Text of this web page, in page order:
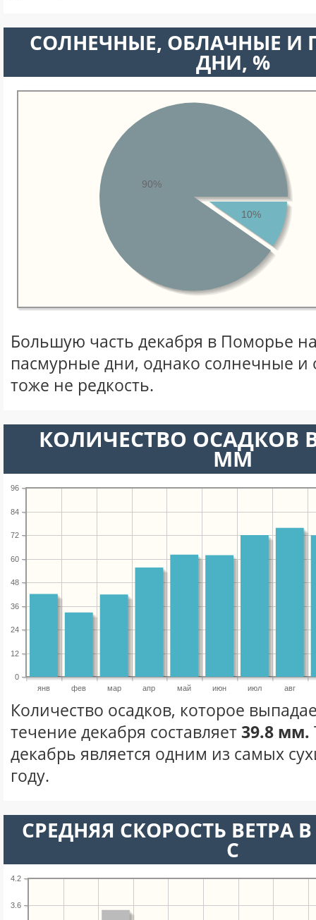
CОЛНЕЧНЫЕ, ОБЛАЧНЫЕ И
ДНИ, %
10%
90%
Большую часть декабря в Поморье
пасмурные дни, однако солнечные
тоже не редкость.
КОЛИЧЕСТВО ОСАДКОВ
ММ
янв фев мар апр май июн июл авг
0
12
24
36
48
60
72
84
96
Количество осадков, которое
течение декабря составляет39.8 мм.
декабрь является одним из самых
году.
СРЕДНЯЯ СКОРОСТЬ ВЕТРА
С
3.6
4.2